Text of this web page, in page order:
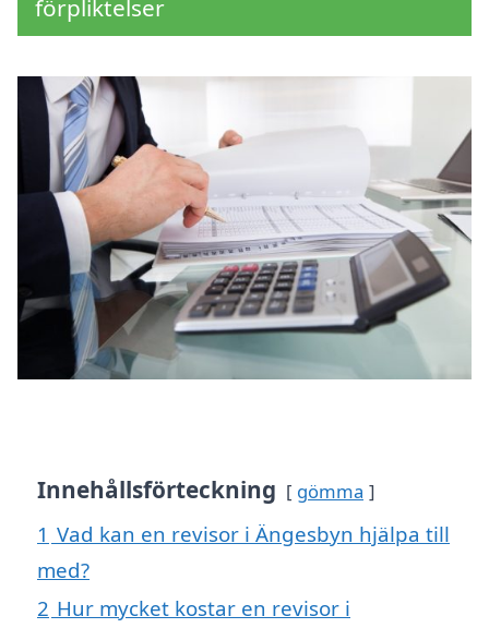
förpliktelser
Innehållsförteckning gömma
1 Vad kan en revisor i Ängesbyn hjälpa till
med?
2 Hur mycket kostar en revisor i